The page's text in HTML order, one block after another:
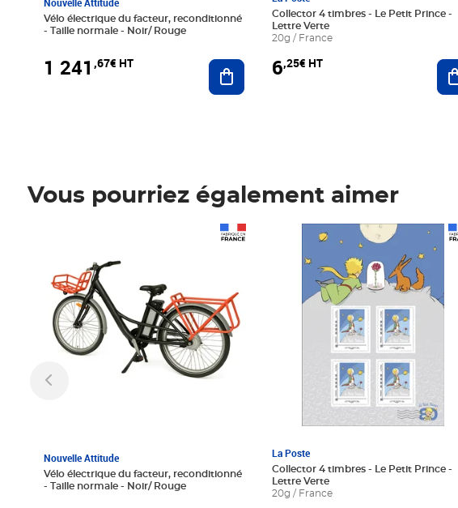
Vélo électrique du facteur, reconditionné
- Taille normale - Noir/ Rouge
1 241 ,67€ HT Ajouter au panier
Collector 4 timbres - Le Petit Prince -
Lettre Verte
20g / France
6,25€ HT
Vous pourriez également aimer
Nouvelle Attitude
Vélo électrique du facteur, reconditionné
- Taille normale - Noir/ Rouge
La Poste
Collector 4 timbres - Le Petit Prince -
Lettre Verte
20g / France
Prix 6,25€ HT